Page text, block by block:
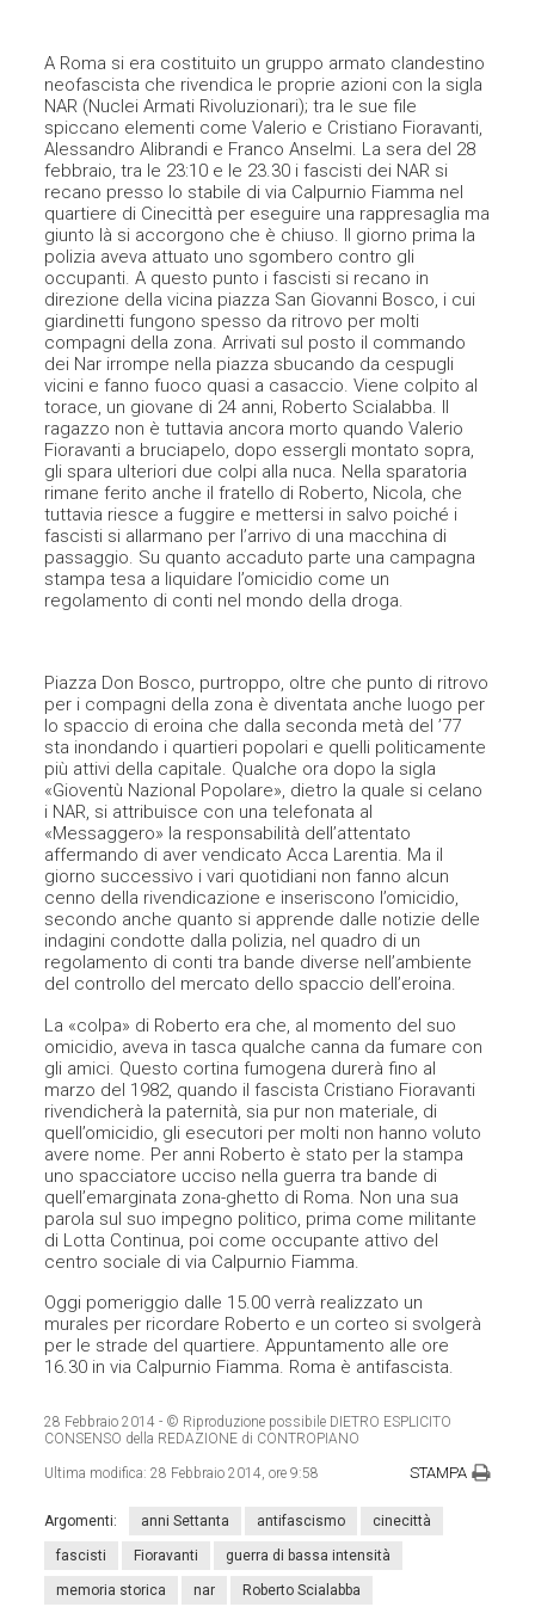
A Roma si era costituito un gruppo armato clandestino
neofascista che rivendica le proprie azioni con la sigla
NAR (Nuclei Armati Rivoluzionari); tra le sue file
spiccano elementi come Valerio e Cristiano Fioravanti,
Alessandro Alibrandi e Franco Anselmi. La sera del 28
febbraio, tra le 23:10 e le 23.30 i fascisti dei NAR si
recano presso lo stabile di via Calpurnio Fiamma nel
quartiere di Cinecittà per eseguire una rappresaglia ma
giunto là si accorgono che è chiuso. Il giorno prima la
polizia aveva attuato uno sgombero contro gli
occupanti. A questo punto i fascisti si recano in
direzione della vicina piazza San Giovanni Bosco, i cui
giardinetti fungono spesso da ritrovo per molti
compagni della zona. Arrivati sul posto il commando
dei Nar irrompe nella piazza sbucando da cespugli
vicini e fanno fuoco quasi a casaccio. Viene colpito al
torace, un giovane di 24 anni, Roberto Scialabba. Il
ragazzo non è tuttavia ancora morto quando Valerio
Fioravanti a bruciapelo, dopo essergli montato sopra,
gli spara ulteriori due colpi alla nuca. Nella sparatoria
rimane ferito anche il fratello di Roberto, Nicola, che
tuttavia riesce a fuggire e mettersi in salvo poiché i
fascisti si allarmano per l’arrivo di una macchina di
passaggio. Su quanto accaduto parte una campagna
stampa tesa a liquidare l’omicidio come un
regolamento di conti nel mondo della droga.
Piazza Don Bosco, purtroppo, oltre che punto di ritrovo
per i compagni della zona è diventata anche luogo per
lo spaccio di eroina che dalla seconda metà del ’77
sta inondando i quartieri popolari e quelli politicamente
più attivi della capitale. Qualche ora dopo la sigla
«Gioventù Nazional Popolare», dietro la quale si celano
i NAR, si attribuisce con una telefonata al
«Messaggero» la responsabilità dell’attentato
affermando di aver vendicato Acca Larentia. Ma il
giorno successivo i vari quotidiani non fanno alcun
cenno della rivendicazione e inseriscono l’omicidio,
secondo anche quanto si apprende dalle notizie delle
indagini condotte dalla polizia, nel quadro di un
regolamento di conti tra bande diverse nell’ambiente
del controllo del mercato dello spaccio dell’eroina.
La «colpa» di Roberto era che, al momento del suo
omicidio, aveva in tasca qualche canna da fumare con
gli amici. Questo cortina fumogena durerà fino al
marzo del 1982, quando il fascista Cristiano Fioravanti
rivendicherà la paternità, sia pur non materiale, di
quell’omicidio, gli esecutori per molti non hanno voluto
avere nome. Per anni Roberto è stato per la stampa
uno spacciatore ucciso nella guerra tra bande di
quell’emarginata zona-ghetto di Roma. Non una sua
parola sul suo impegno politico, prima come militante
di Lotta Continua, poi come occupante attivo del
centro sociale di via Calpurnio Fiamma.
Oggi pomeriggio dalle 15.00 verrà realizzato un
murales per ricordare Roberto e un corteo si svolgerà
per le strade del quartiere. Appuntamento alle ore
16.30 in via Calpurnio Fiamma. Roma è antifascista.
28 Febbraio 2014 - © Riproduzione possibile DIETRO ESPLICITO
CONSENSO della REDAZIONE di CONTROPIANO
Ultima modifica:28 Febbraio 2014, ore 9:58 STAMPA
Argomenti: anni Settanta antifascismo cinecittà
fascisti Fioravanti guerra di bassa intensità
memoria storica nar Roberto Scialabba